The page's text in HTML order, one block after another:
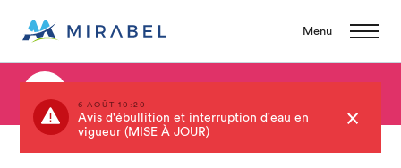
Menu
6 AOÛT 10:20
Avis d'ébullition et interruption d'eau en
vigueur (MISE À JOUR)